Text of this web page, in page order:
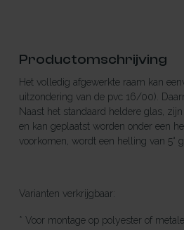
Productomschrijving
Het volledig afgewerkte raam kan
uitzondering van de pvc 16/00).
Naast het standaard heldere glas,
en kan geplaatst worden onder een
voorkomen, wordt een helling van 5°
Varianten verkrijgbaar:
* Voor montage op polyester of